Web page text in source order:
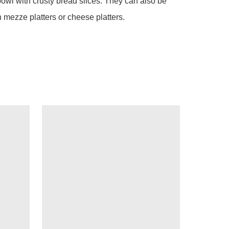
mezze platters or cheese platters.